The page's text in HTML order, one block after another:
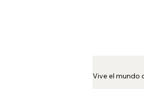
Vive el mundo